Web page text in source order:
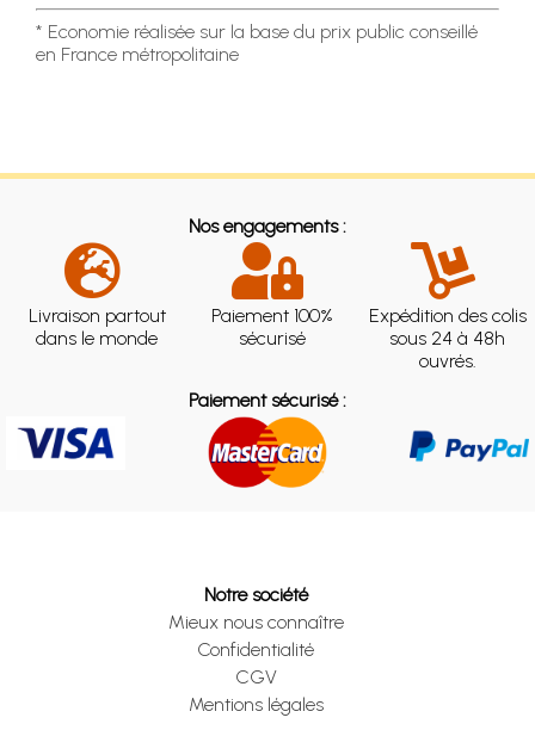
* Economie réalisée sur la base du prix public conseillé
en France métropolitaine
Nos engagements :
Livraison partout
dans le monde
Paiement 100%
sécurisé
Expédition des colis
sous 24 à 48h
ouvrés.
Paiement sécurisé :
Notre société
Mieux nous connaître
Confidentialité
CGV
Mentions légales